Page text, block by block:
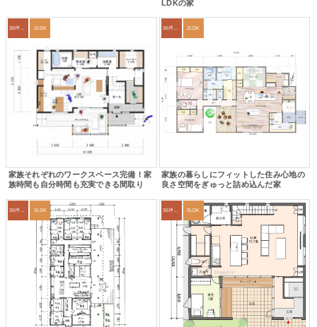
LDKの家
2LDK
家族それぞれのワークスペース完備！家
族時間も自分時間も充実できる間取り
36坪～39坪 2LDK
家族の暮らしにフィットした住み心地の
良さ空間をぎゅっと詰め込んだ家
3LDK 36坪～39坪 3LDK